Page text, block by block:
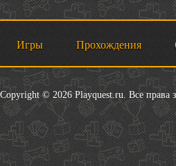
Игры Прохождения
Copyright © 2026 Playquest.ru. Все права